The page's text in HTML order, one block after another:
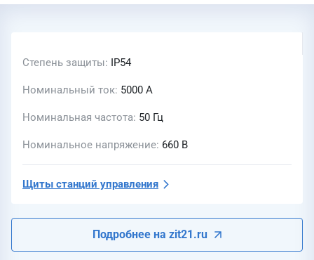
Степень защиты IP54
Номинальный ток 5000 А
Номинальная частота 50 Гц
Номинальное напряжение 660 В
Щиты станций управления
Подробнее на zit21.ru